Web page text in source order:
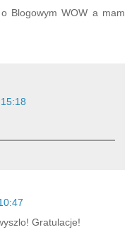
Blogowym WOW a mam
Gratulacje!